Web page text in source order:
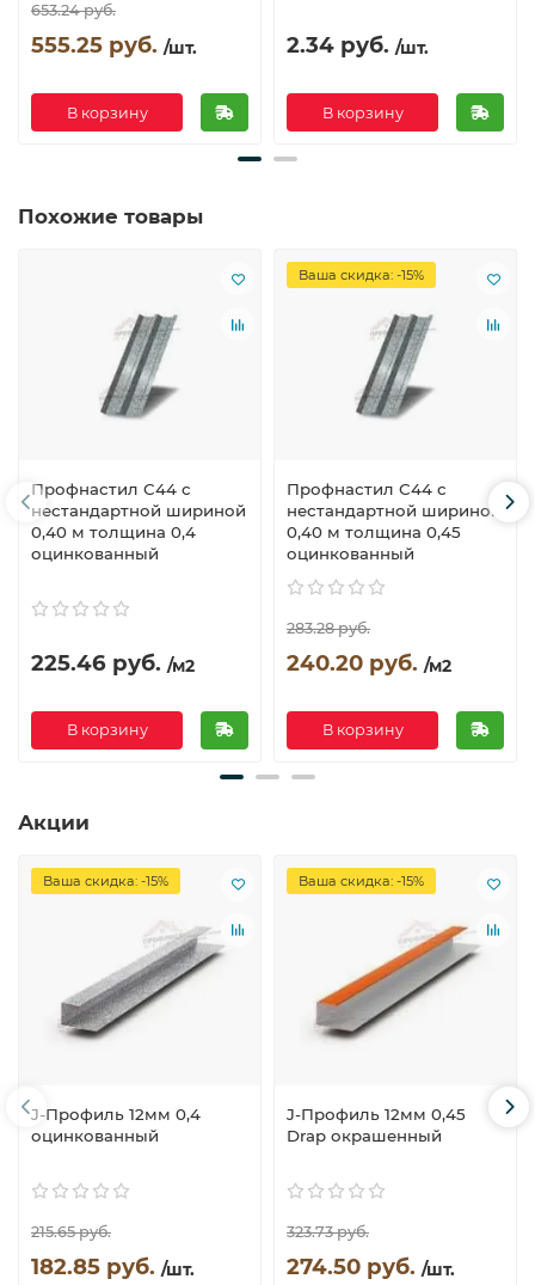
653.24 руб.
555.25 руб. /шт.
В корзину
2.34 руб. /шт.
В корзину
Похожие товары
Профнастил С44 с
нестандартной шириной
0,40 м толщина 0,4
оцинкованный
225.46 руб. /м2
В корзину
Ваша скидка: -15%
Профнастил С44 с
нестандартной шириной
0,40 м толщина 0,45
оцинкованный
283.28 руб.
240.20 руб. /м2
В корзину
Акции
Ваша скидка: -15%
J-Профиль 12мм 0,4
оцинкованный
215.65 руб.
182.85 руб. /шт.
Ваша скидка: -15%
J-Профиль 12мм 0,45
Drap окрашенный
323.73 руб.
274.50 руб. /шт.